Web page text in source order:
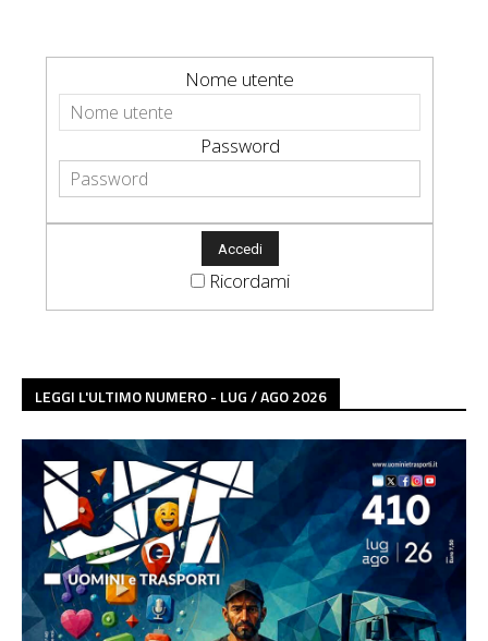
Nome utente
Password
Ricordami
LEGGI L'ULTIMO NUMERO - LUG / AGO 2026